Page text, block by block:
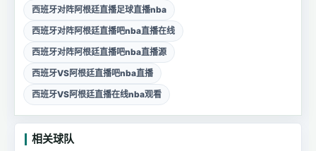
西班牙对阵阿根廷直播足球直播nba
西班牙对阵阿根廷直播吧nba直播在线
西班牙对阵阿根廷直播吧nba直播源
西班牙VS阿根廷直播吧nba直播
西班牙VS阿根廷直播在线nba观看
相关球队